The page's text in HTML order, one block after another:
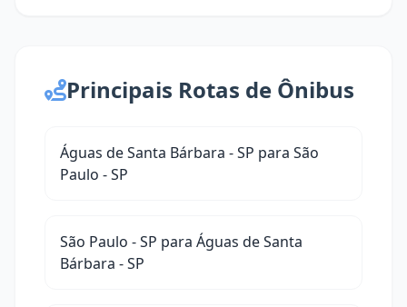
Principais Rotas de Ônibus
Águas de Santa Bárbara - SP para São
Paulo - SP
São Paulo - SP para Águas de Santa
Bárbara - SP